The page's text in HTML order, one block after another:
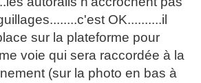
OK..........il
sur la plateforme pour
voie qui sera raccordée à la
(sur la photo en bas à